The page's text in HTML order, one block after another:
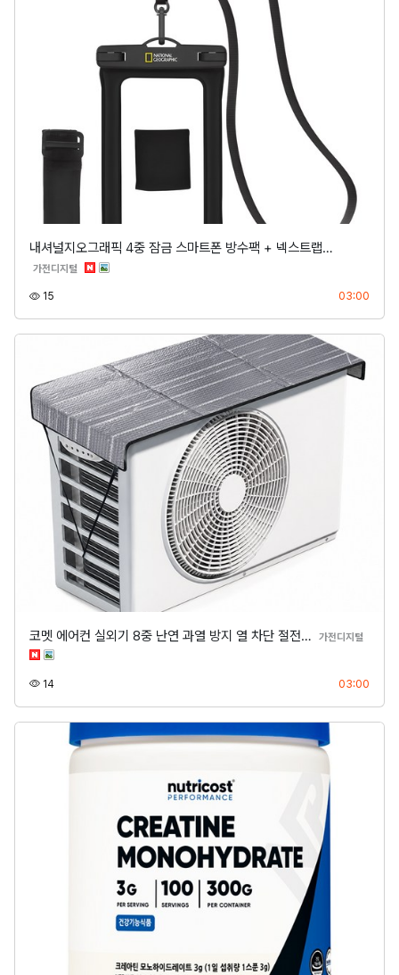
내셔널지오그래픽 4중 잠금 스마트폰 방수팩 + 넥스트랩…
가전디지털 분류
15 03:00
코멧 에어컨 실외기 8중 난연 과열 방지 열 차단 절전… 가전디지털
14조회 03:00